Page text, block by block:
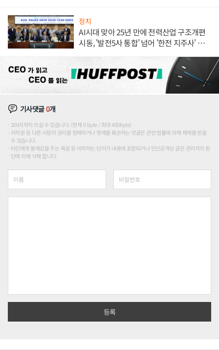
정치
AI시대 맞아 25년 만에 전력산업 구조개편
시동, '발전5사 통합' 넘어 '한전 지주사' 재편
기사댓글0개
200자까지 쓰실 수 있습니다. (현재 0 byte / 최대 400byte)
저작권 등 다른 사람의 권리를 침해하거나 명예를 훼손하는 댓글은 관련 법률에 의해 제재를 받을
수 있습니다.
타인에게 불쾌감을 주는 욕설 등 비하하는 단어가 내용에 포함되거나 인신공격성 글은 관리자의 판
단에 의해 삭제 합니다.